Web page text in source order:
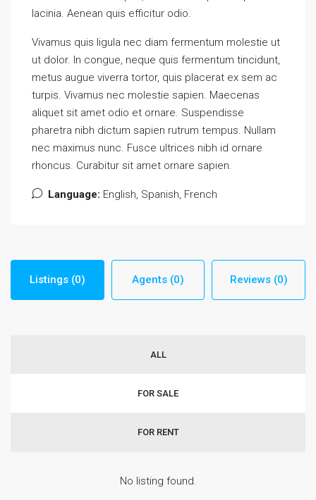
lacinia. Aenean quis efficitur odio.
Vivamus quis ligula nec diam fermentum molestie ut
ut dolor. In congue, neque quis fermentum tincidunt,
metus augue viverra tortor, quis placerat ex sem ac
turpis. Vivamus nec molestie sapien. Maecenas
aliquet sit amet odio et ornare. Suspendisse
pharetra nibh dictum sapien rutrum tempus. Nullam
nec maximus nunc. Fusce ultrices nibh id ornare
rhoncus. Curabitur sit amet ornare sapien.
Language: English, Spanish, French
Listings (0) Agents (0) Reviews (0)
ALL
FOR SALE
FOR RENT
No listing found.